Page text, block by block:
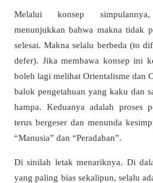
Melalui konsep
menunjukkan bahwa makna tidak
selesai. Makna selalu berbeda (to
defer). Jika membawa konsep ini
boleh lagi melihat Orientalisme dan
balok pengetahuan yang kaku dan
hampa. Keduanya adalah proses
terus bergeser dan menunda
“Manusia” dan “Peradaban”.
Di sinilah letak menariknya. Di
yang paling bias sekalipun, selalu